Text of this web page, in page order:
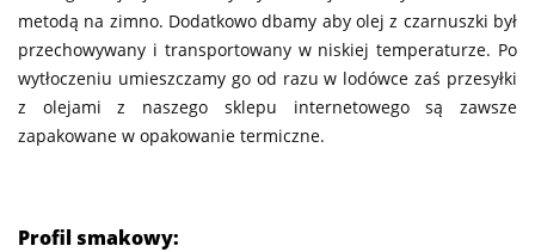
metodą na zimno. Dodatkowo dbamy aby olej z czarnuszki był
przechowywany i transportowany w niskiej temperaturze. Po
wytłoczeniu umieszczamy go od razu w lodówce zaś przesyłki
z olejami z naszego sklepu internetowego są zawsze
zapakowane w opakowanie termiczne.
Profil smakowy: